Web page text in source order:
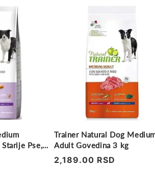
Pse,
Trainer Natural Dog
Adult Govedina 3 kg
Regularna
2,189.00 RSD